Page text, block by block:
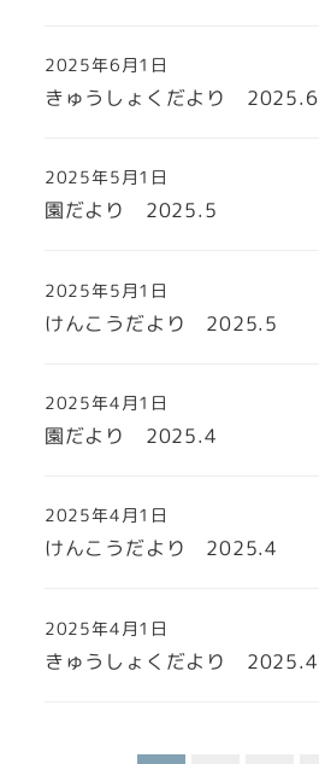
きゅうしょくだより 2025.6
2025年6月1日
園だより 2025.5
2025年5月1日
けんこうだより 2025.5
2025年5月1日
園だより 2025.4
2025年4月1日
けんこうだより 2025.4
2025年4月1日
きゅうしょくだより 2025.4
2025年4月1日